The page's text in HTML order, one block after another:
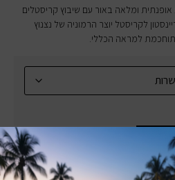
ומלאה באור עם שיבוץ קריסטלים
לקריסטל יוצר הרמוניה של נצנוץ
למראה הכללי.